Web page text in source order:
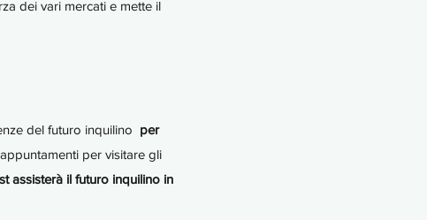
dei vari mercati e mette il
del futuro inquilino per
per visitare gli
assisterà il futuro inquilino in